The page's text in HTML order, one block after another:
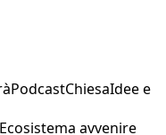
PodcastChiesaIdee e
Ecosistema avvenire